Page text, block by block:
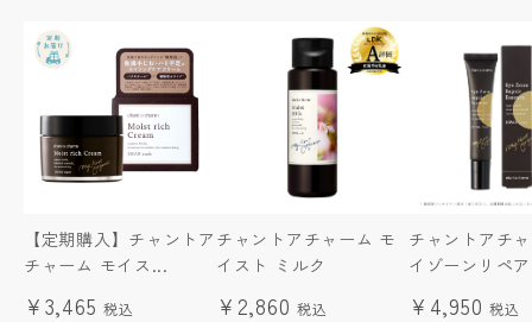
【定期購入】チャントア
チャーム モイス...
¥3,465
チャントアチャーム モ
イスト ミルク
¥2,860
チャントアチ
イゾーンリペ
¥4,950